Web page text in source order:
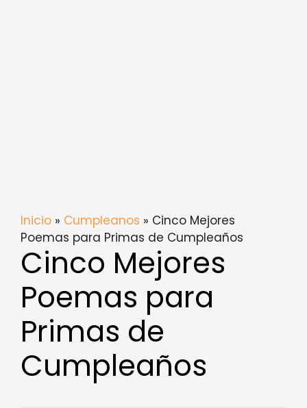
Inicio » Cumpleanos » Cinco Mejores
Poemas para Primas de Cumpleaños
Cinco Mejores
Poemas para
Primas de
Cumpleaños